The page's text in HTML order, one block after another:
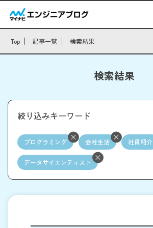
Top 記事一覧 検索結果
検索結果
絞り込みキーワード
プログラミング 会社生活 社員紹介
データサイエンティスト